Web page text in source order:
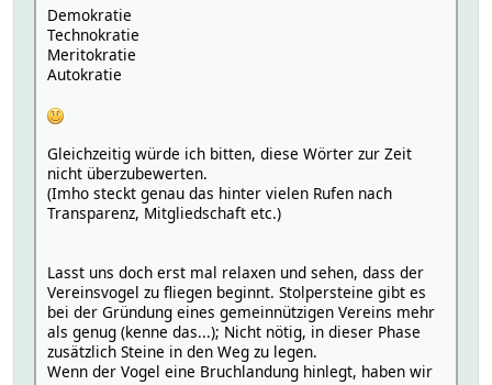
Demokratie
Technokratie
Meritokratie
Autokratie
Gleichzeitig würde ich bitten, diese Wörter zur Zeit
nicht überzubewerten.
(Imho steckt genau das hinter vielen Rufen nach
Transparenz, Mitgliedschaft etc.)
Lasst uns doch erst mal relaxen und sehen, dass der
Vereinsvogel zu fliegen beginnt. Stolpersteine gibt es
bei der Gründung eines gemeinnützigen Vereins mehr
als genug (kenne das...); Nicht nötig, in dieser Phase
zusätzlich Steine in den Weg zu legen.
Wenn der Vogel eine Bruchlandung hinlegt, haben wir